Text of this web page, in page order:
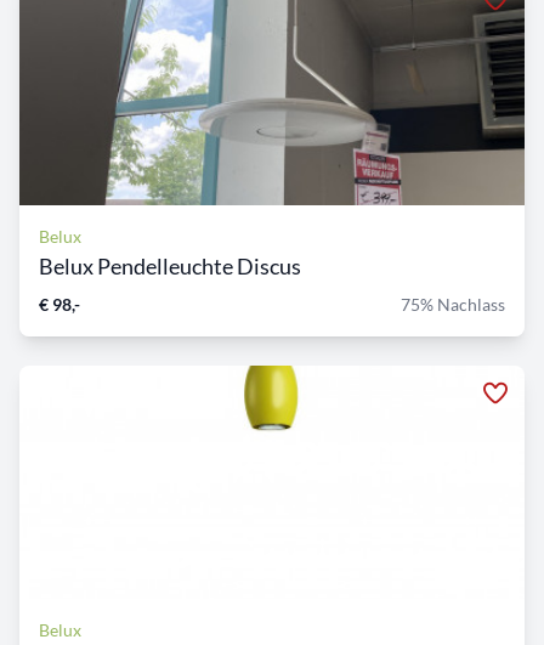
Belux
Belux Pendelleuchte Discus
€ 98,- 75% Nachlass
Belux